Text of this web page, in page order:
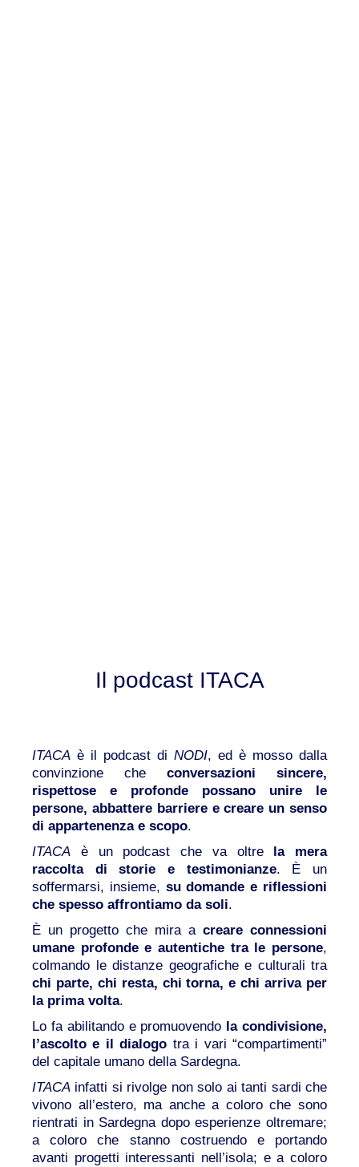
ITACA è il podcast di NODI, ed è mosso dalla
convinzione che conversazioni sincere,
rispettose e profonde possano unire le
persone, abbattere barriere e creare un senso
di appartenenza e scopo.
ITACA è un podcast che va oltre
la mera
raccolta di storie e testimonianze. È un
soffermarsi, insieme, su domande e riflessioni
che spesso affrontiamo da soli.
È un progetto che mira a creare connessioni
umane profonde e autentiche tra le persone,
colmando le distanze geografiche e culturali tra
chi parte, chi resta, chi torna, e chi arriva per
la prima volta.
Lo fa abilitando e promuovendo la condivisione,
l’ascolto e il dialogo tra i vari “compartimenti”
del capitale umano della Sardegna.
ITACA infatti si rivolge non solo ai tanti sardi che
vivono all’estero, ma anche a coloro che sono
rientrati in Sardegna dopo esperienze oltremare;
a coloro che stanno costruendo e portando
avanti progetti interessanti nell’isola; e a coloro
Il podcast ITACA